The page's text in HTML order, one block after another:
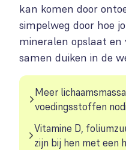
kan komen door
simpelweg door hoe
mineralen opslaat
samen duiken in de
Meer
voedingsstoffen
Vitamine D,
zijn bij hen met een